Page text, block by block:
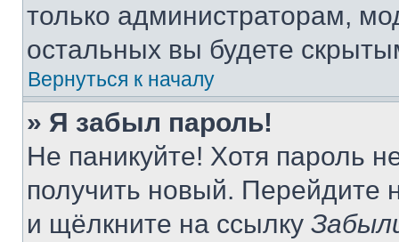
только администраторам,
остальных вы будете
Вернуться к началу
» Я забыл пароль!
Не паникуйте! Хотя пароль
получить новый. Перейдите
и щёлкните на ссылку